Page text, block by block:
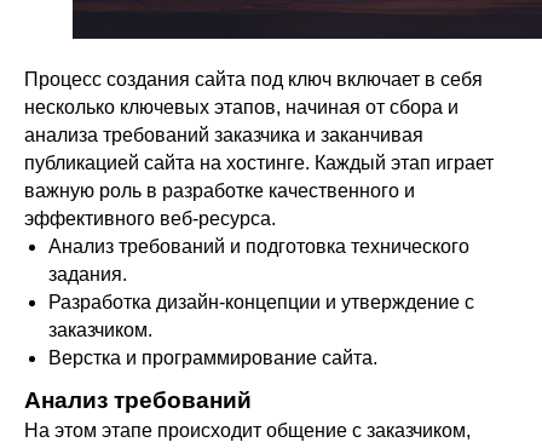
Процесс создания сайта под ключ включает в себя
несколько ключевых этапов, начиная от сбора и
анализа требований заказчика и заканчивая
публикацией сайта на хостинге. Каждый этап играет
важную роль в разработке качественного и
эффективного веб-ресурса.
Анализ требований и подготовка технического
задания.
Разработка дизайн-концепции и утверждение с
заказчиком.
Верстка и программирование сайта.
Анализ требований
На этом этапе происходит общение с заказчиком,